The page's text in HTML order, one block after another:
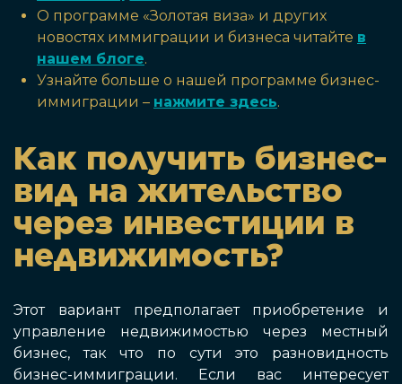
О программе «Золотая виза» и других
новостях иммиграции и бизнеса читайте в
нашем блоге.
Узнайте больше о нашей программе бизнес-
иммиграции – нажмите здесь.
Как получить бизнес-
вид на жительство
через инвестиции в
недвижимость?
Этот вариант предполагает приобретение и
управление недвижимостью через местный
бизнес, так что по сути это разновидность
бизнес-иммиграции. Если вас интересует